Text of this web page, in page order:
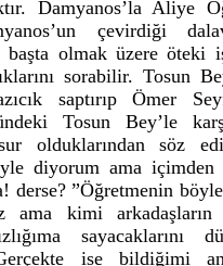
Damyanos’la Aliye
çevirdiği
başta olmak üzere öteki
sorabilir. Tosun
saptırıp Ömer
Tosun Bey’le
olduklarından söz
diyorum ama içimden
derse? ”Öğretmenin
ama kimi
sayacaklarını
ise bildiğimi